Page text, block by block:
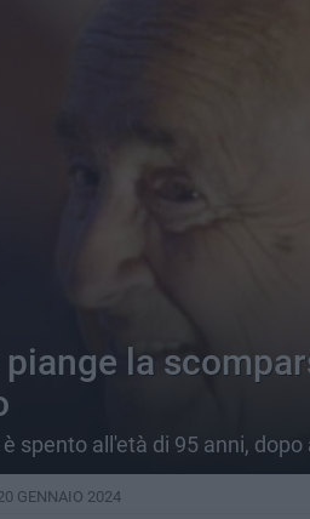
la
spento all'età di 95 anni,
GENNAIO 2024